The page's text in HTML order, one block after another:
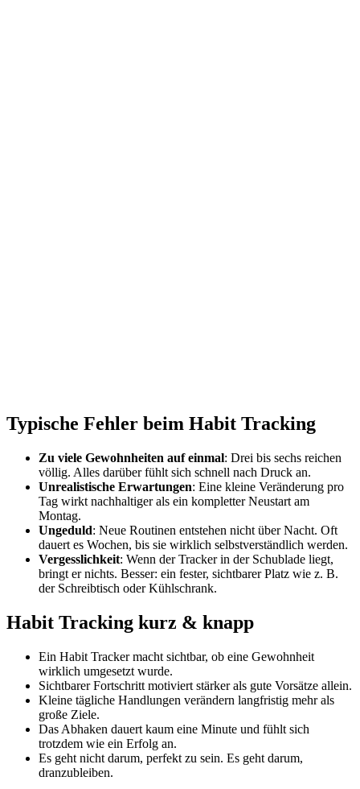
Typische Fehler beim Habit Tracking
Zu viele Gewohnheiten auf einmal: Drei bis sechs reichen
völlig. Alles darüber fühlt sich schnell nach Druck an.
Unrealistische Erwartungen: Eine kleine Veränderung pro
Tag wirkt nachhaltiger als ein kompletter Neustart am
Montag.
Ungeduld: Neue Routinen entstehen nicht über Nacht. Oft
dauert es Wochen, bis sie wirklich selbstverständlich werden.
Vergesslichkeit: Wenn der Tracker in der Schublade liegt,
bringt er nichts. Besser: ein fester, sichtbarer Platz wie z. B.
der Schreibtisch oder Kühlschrank.
Habit Tracking kurz & knapp
Ein Habit Tracker macht sichtbar, ob eine Gewohnheit
wirklich umgesetzt wurde.
Sichtbarer Fortschritt motiviert stärker als gute Vorsätze allein.
Kleine tägliche Handlungen verändern langfristig mehr als
große Ziele.
Das Abhaken dauert kaum eine Minute und fühlt sich
trotzdem wie ein Erfolg an.
Es geht nicht darum, perfekt zu sein. Es geht darum,
dranzubleiben.